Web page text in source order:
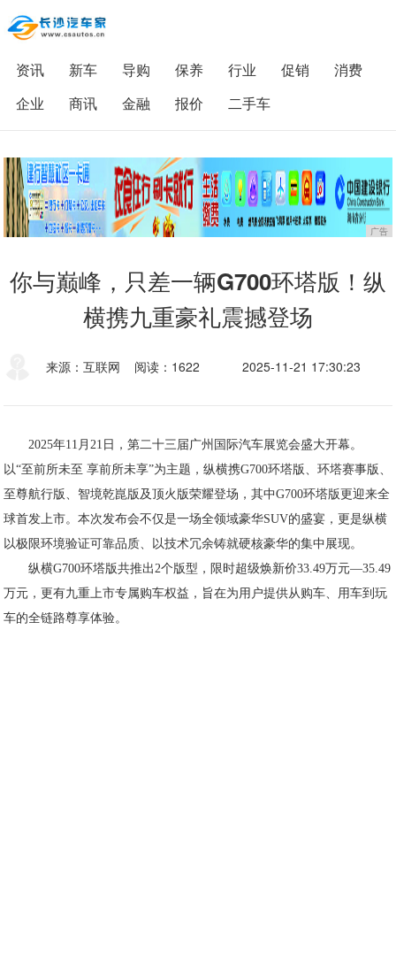
资讯 新车 导购 保养 行业 促销
消费
企业
商讯 金融 报价 二手车
广告
你与巅峰，只差一辆G700环塔版！纵
横携九重豪礼震撼登场
来源：互联网 阅读：1622 2025-11-21 17:30:23
2025年11月21日，第二十三届广州国际汽车展览会盛大开幕。
以“至前所未至 享前所未享”为主题，纵横携G700环塔版、环塔赛事版、
至尊航行版、智境乾崑版及顶火版荣耀登场，其中G700环塔版更迎来全
球首发上市。本次发布会不仅是一场全领域豪华SUV的盛宴，更是纵横
以极限环境验证可靠品质、以技术冗余铸就硬核豪华的集中展现。
纵横G700环塔版共推出2个版型，限时超级焕新价33.49万元—35.49
万元，更有九重上市专属购车权益，旨在为用户提供从购车、用车到玩
车的全链路尊享体验。